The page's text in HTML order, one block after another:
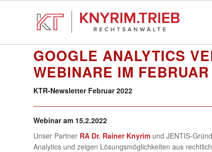
GOOGLE ANALYTICS
WEBINARE IM FEBRUAR
KTR-Newsletter Februar 2022
Webinar am 15.2.2022
Unser Partner RA Dr. Rainer Knyrim und JENTIS-
Analytics und zeigen Lösungsmöglichkeiten aus